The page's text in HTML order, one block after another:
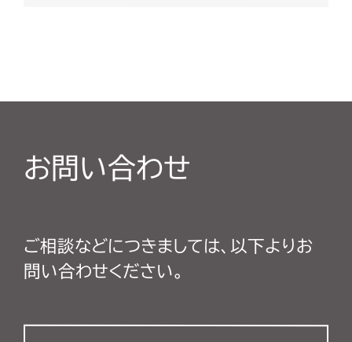
お問い合わせ
ご相談などにつきましては、以下よりお
問い合わせください。